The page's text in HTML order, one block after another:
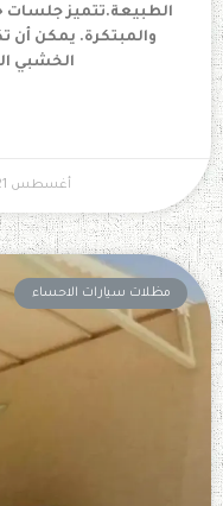
الطبيعة.تتميز جلسات
والمبتكرة. يمكن أن
الخشبي
أغسطس 21, 2024
مظلات سيارات الاحساء